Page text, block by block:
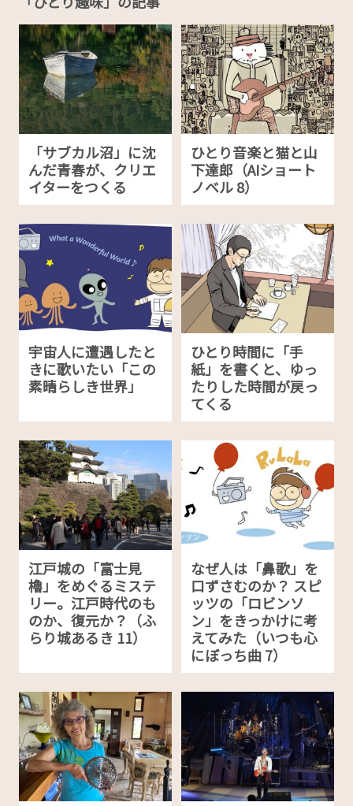
「サブカル沼」に沈
んだ青春が、クリエ
イターをつくる
ひとり音楽と猫と山
下達郎（AIショート
ノベル 8）
宇宙人に遭遇したと
きに歌いたい「この
素晴らしき世界」
ひとり時間に「手
紙」を書くと、ゆっ
たりした時間が戻っ
てくる
江戸城の「富士見
櫓」をめぐるミステ
リー。江戸時代のも
のか、復元か？（ふ
らり城あるき 11）
なぜ人は「鼻歌」を
口ずさむのか？ スピ
ッツの「ロビンソ
ン」をきっかけに考
えてみた（いつも心
にぼっち曲 7）